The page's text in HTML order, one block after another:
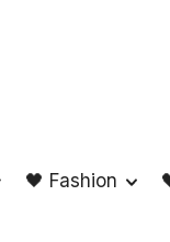
🖤 Fashion